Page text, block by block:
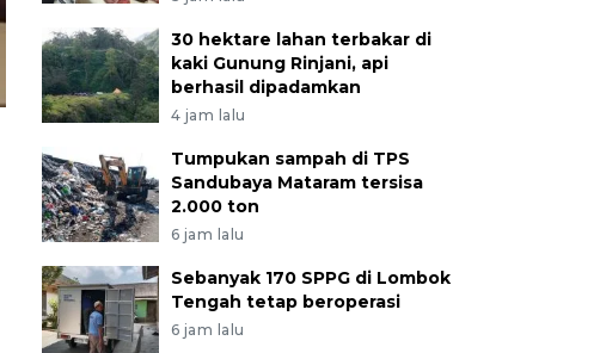
30 hektare lahan terbakar di
kaki Gunung Rinjani, api
berhasil dipadamkan
4 jam lalu
Tumpukan sampah di TPS
Sandubaya Mataram tersisa
2.000 ton
6 jam lalu
Sebanyak 170 SPPG di Lombok
Tengah tetap beroperasi
6 jam lalu